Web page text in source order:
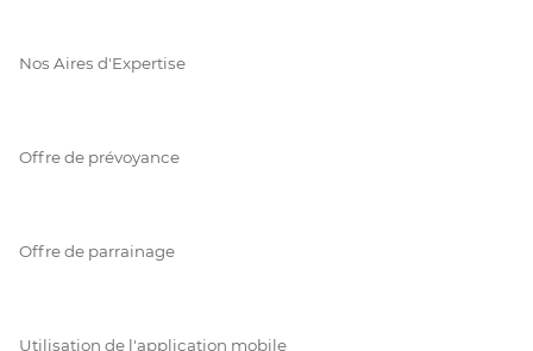
Nos Aires d'Expertise
Offre de prévoyance
Offre de parrainage
Utilisation de l'application mobile